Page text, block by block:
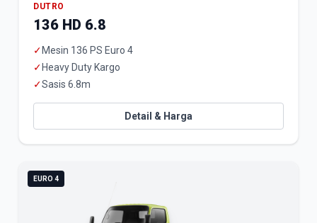
DUTRO
136 HD 6.8
✓ Mesin 136 PS Euro 4
✓ Heavy Duty Kargo
✓Sasis 6.8m
Detail & Harga
EURO 4